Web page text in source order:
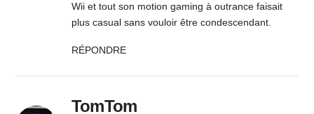
Wii et tout son motion gaming à outrance faisait
plus casual sans vouloir être condescendant.
RÉPONDRE
TomTom